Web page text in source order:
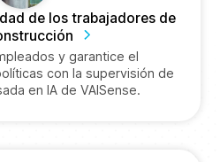
de los trabajadores de
y garantice el
con la supervisión de
en IA de VAISense.